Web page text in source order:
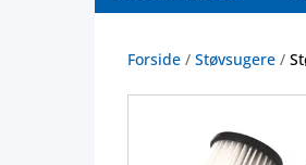
Forside / Støvsugere /